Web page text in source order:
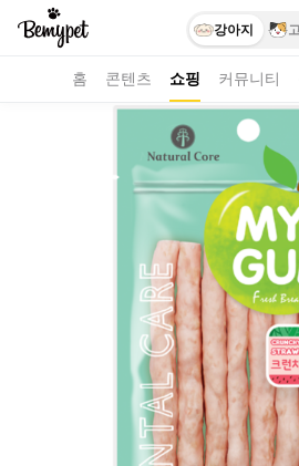
강아지
홈 콘텐츠 쇼핑 커뮤니티